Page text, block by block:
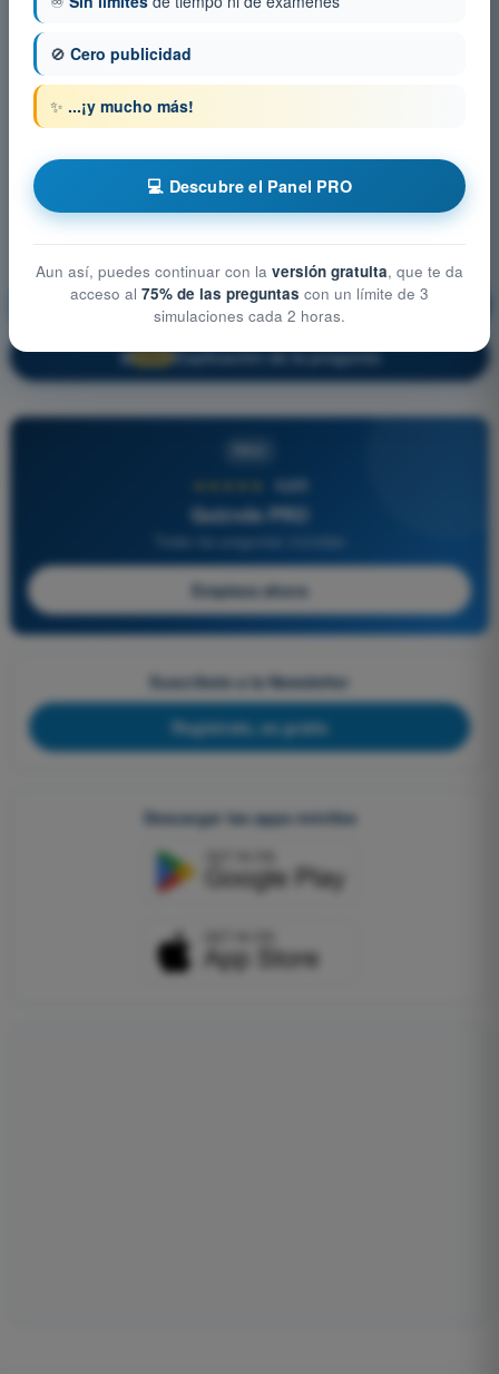
Derecho Aéreo ¡Entrenamiento!
🔒 PRO Explicación de la pregunta
4,6/5
Quizvds PRO
Empieza ahora
Suscríbete a la Newsletter
Regístrate, es gratis
Descargar las apps móviles
🚫 Cero publicidad
✨ ...¡y mucho más!
💻 Descubre el Panel PRO
Aun así, puedes continuar con la versión gratuita, que te da
acceso al 75% de las preguntas con un límite de 3
simulaciones cada 2 horas.